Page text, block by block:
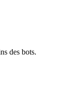
des bots.